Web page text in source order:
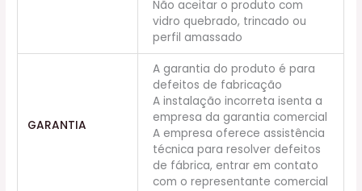
Não aceitar o produto com
vidro quebrado, trincado ou
perfil amassado
GARANTIA
A garantia do produto é para
defeitos de fabricação
A instalação incorreta isenta a
empresa da garantia comercial
A empresa oferece assistência
técnica para resolver defeitos
de fábrica, entrar em contato
com o representante comercial